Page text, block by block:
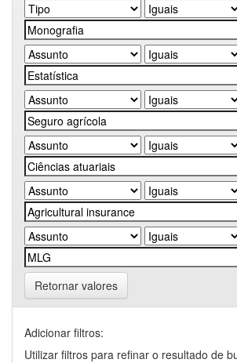
Retornar valores
Adicionar filtros:
Utilizar filtros para refinar o resultado de